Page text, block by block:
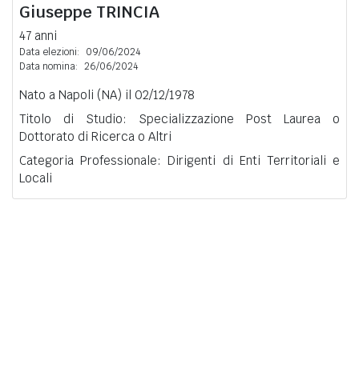
Giuseppe TRINCIA
47 anni
Data elezioni:
09/06/2024
Data nomina: 26/06/2024
Nato a Napoli (NA) il 02/12/1978
Titolo di Studio: Specializzazione Post Laurea o
Dottorato di Ricerca o Altri
Categoria Professionale: Dirigenti di Enti Territoriali e
Locali